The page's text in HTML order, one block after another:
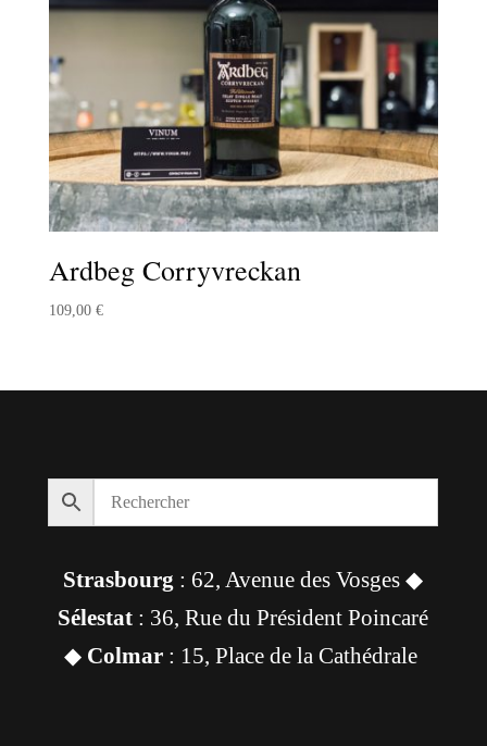
Ardbeg Corryvreckan
109,00 €
Strasbourg : 62, Avenue des Vosges ◆
Sélestat : 36, Rue du Président Poincaré
◆ Colmar: 15, Place de la Cathédrale